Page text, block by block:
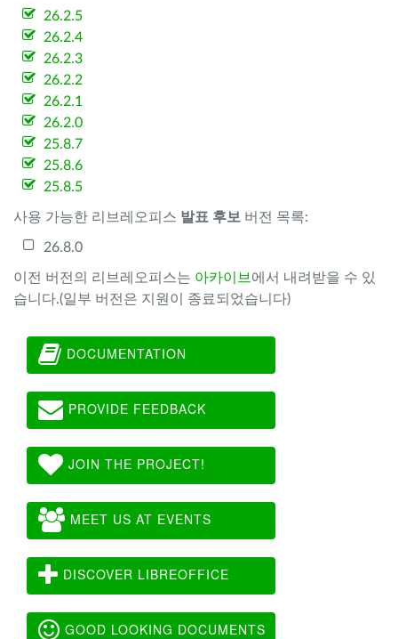
26.2.5
26.2.4
26.2.3
26.2.2
26.2.1
26.2.0
25.8.7
25.8.6
25.8.5
사용 가능한 리브레오피스 발표 후보 버전 목록:
26.8.0
이전 버전의 리브레오피스는 아카이브 에서 내려받을 수 있
습니다.(일부 버전은 지원이 종료되었습니다)
DOCUMENTATION
PROVIDE FEEDBACK
JOIN THE PROJECT!
MEET US AT EVENTS
DISCOVER LIBREOFFICE
GOOD LOOKING DOCUMENTS